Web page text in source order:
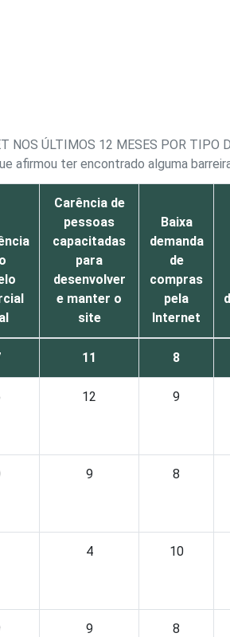
NOS ÚLTIMOS 12 MESES POR TIPO
afirmou ter encontrado alguma
Carência de
pessoas
capacitadas
para
desenvolver
e manter o
site
Baixa
demanda
de
compras
pela
Internet
11 8
12 9
9 8
4 10
9 8